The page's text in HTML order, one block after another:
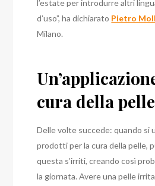
l’estate per introdurre altri
d’uso”, ha dichiarato Pietro
Milano.
cura della pelle
Delle volte succede: quando si
prodotti per la cura della pelle,
questa s’irriti, creando così
la giornata. Avere una pelle